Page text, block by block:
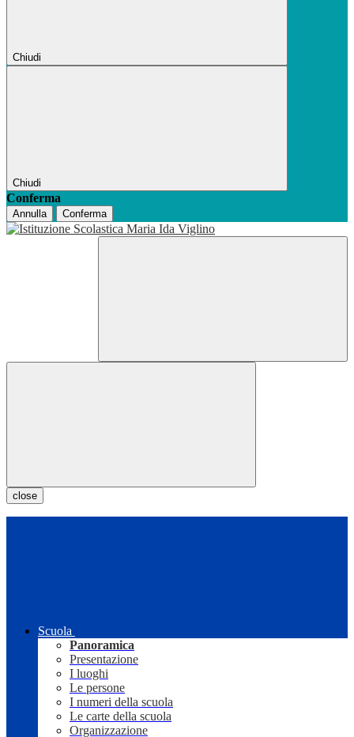
Chiudi
Chiudi
Conferma
Annulla Conferma
close
Scuola
Panoramica
Presentazione
I luoghi
Le persone
I numeri della scuola
Le carte della scuola
Organizzazione